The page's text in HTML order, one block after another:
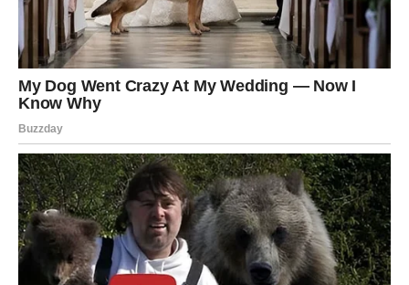
Ako je odnos bio pun tišine i nedorečenosti, mart donosi
trenutak kada se sve izgovara: šta te boli, šta ti fali, šta ti
treba.
Rak će konačno reći:
„Ja ne mogu da volim u mraku. Ja moram da znam gde
stojim.“
I tu nastaje preokret: mnogi partneri će se trgnuti, shvatiti
ozbiljnost, pokazati zrelost. A ako ne pokažu – Rak više
neće ostajati iz straha. Rak će otići iz ljubavi prema sebi.